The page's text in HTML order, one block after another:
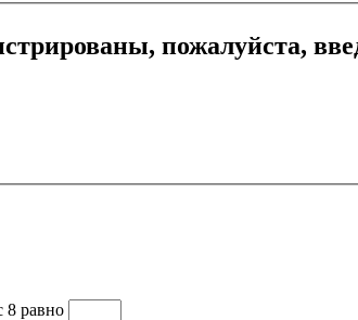
пожалуйста,
равно